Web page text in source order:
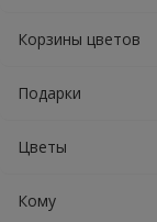
Корзины цветов
Подарки
Цветы
Кому